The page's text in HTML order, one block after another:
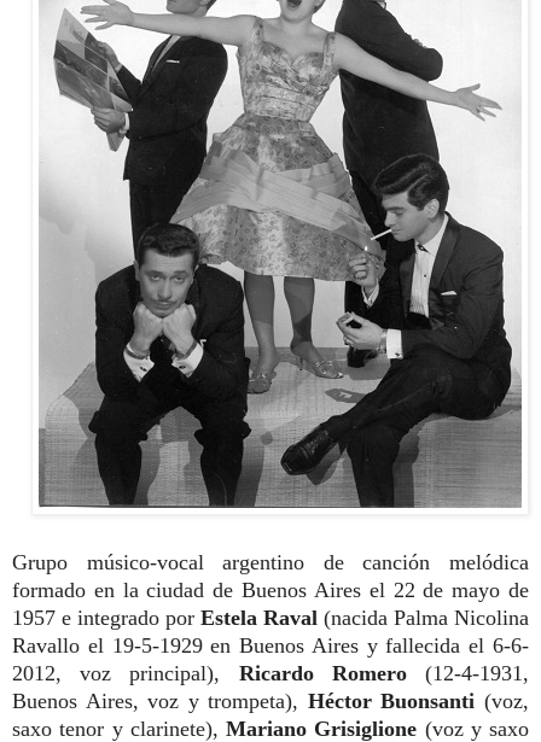
Grupo músico-vocal argentino de canción melódica
formado en la ciudad de Buenos Aires el 22 de mayo de
1957 e integrado por Estela Raval (nacida Palma Nicolina
Ravallo el 19-5-1929 en Buenos Aires y fallecida el 6-6-
2012, voz principal), Ricardo Romero(12-4-1931,
Buenos Aires, voz y trompeta), Héctor Buonsanti (voz,
saxo tenor y clarinete), Mariano Grisiglione (voz y saxo